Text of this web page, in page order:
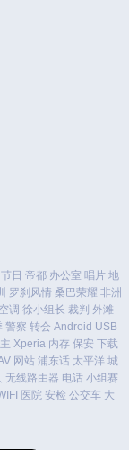
节日 帝都 办公室 唱片 地
罗刹风情 桑巴荣耀 非洲
空调 徐小组长 裁判 外滩
警察 转会 Android USB
Xperia 内存 保安 下载
网站 浦东话 太平洋 城
无线路由器 电话 小组赛
医院 安检 公交车 大